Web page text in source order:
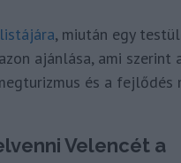
, miután egy
ajánlása, ami szerint
és a fejlődés
Velencét a